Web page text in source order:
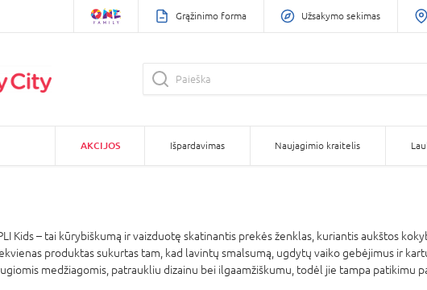
Grąžinimo forma Užsakymo sekimas
AKCIJOS Išpardavimas Naujagimio kraitelis
Kids – tai kūrybiškumą ir vaizduotę skatinantis prekės ženklas, kuriantis aukštos
produktas sukurtas tam, kad lavintų smalsumą, ugdytų vaiko gebėjimus ir
medžiagomis, patraukliu dizainu bei ilgaamžiškumu, todėl jie tampa patikimu